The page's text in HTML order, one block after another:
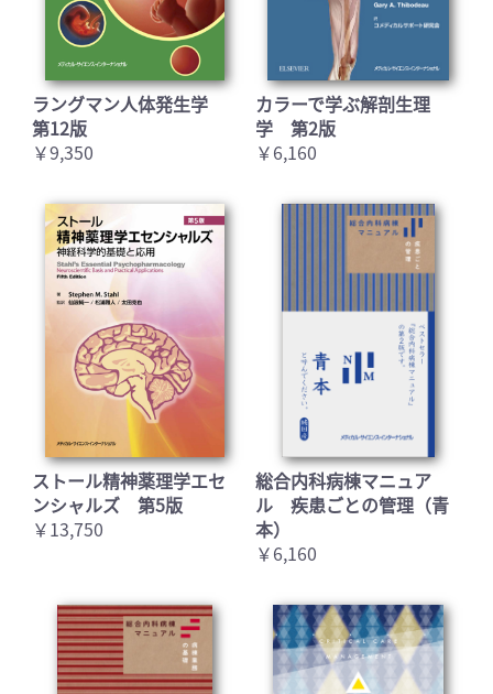
お買い物を続ける カートへ進む
ラングマン人体発生学
第12版
￥9,350
カラーで学ぶ解剖生理
学 第2版
￥6,160
ストール精神薬理学エセ
ンシャルズ 第5版
￥13,750
総合内科病棟マニュア
ル 疾患ごとの管理（青
本）
￥6,160